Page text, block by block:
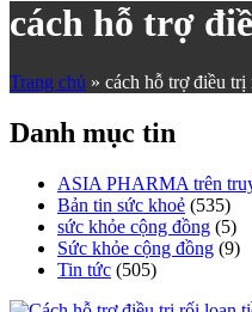
cách hỗ trợ
Trang chủ » cách hỗ trợ điều
Danh mục tin
ASIA PHARMA trên
Bản tin sức khoẻ (535)
sức khỏe cộng đồng (5)
Sức khỏe cộng đồng (9)
Tin tức (505)